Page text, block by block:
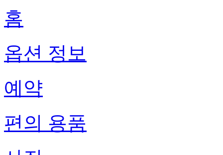
홈
옵션 정보
예약
편의 용품